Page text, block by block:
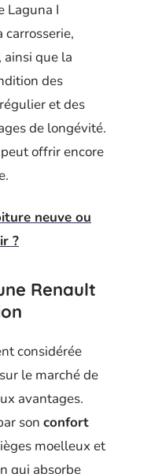
Laguna I
carrosserie,
que la
des
et des
de longévité.
offrir encore
neuve ou
?
Renault
considérée
sur le marché de
avantages.
son confort
moelleux et
qui absorbe